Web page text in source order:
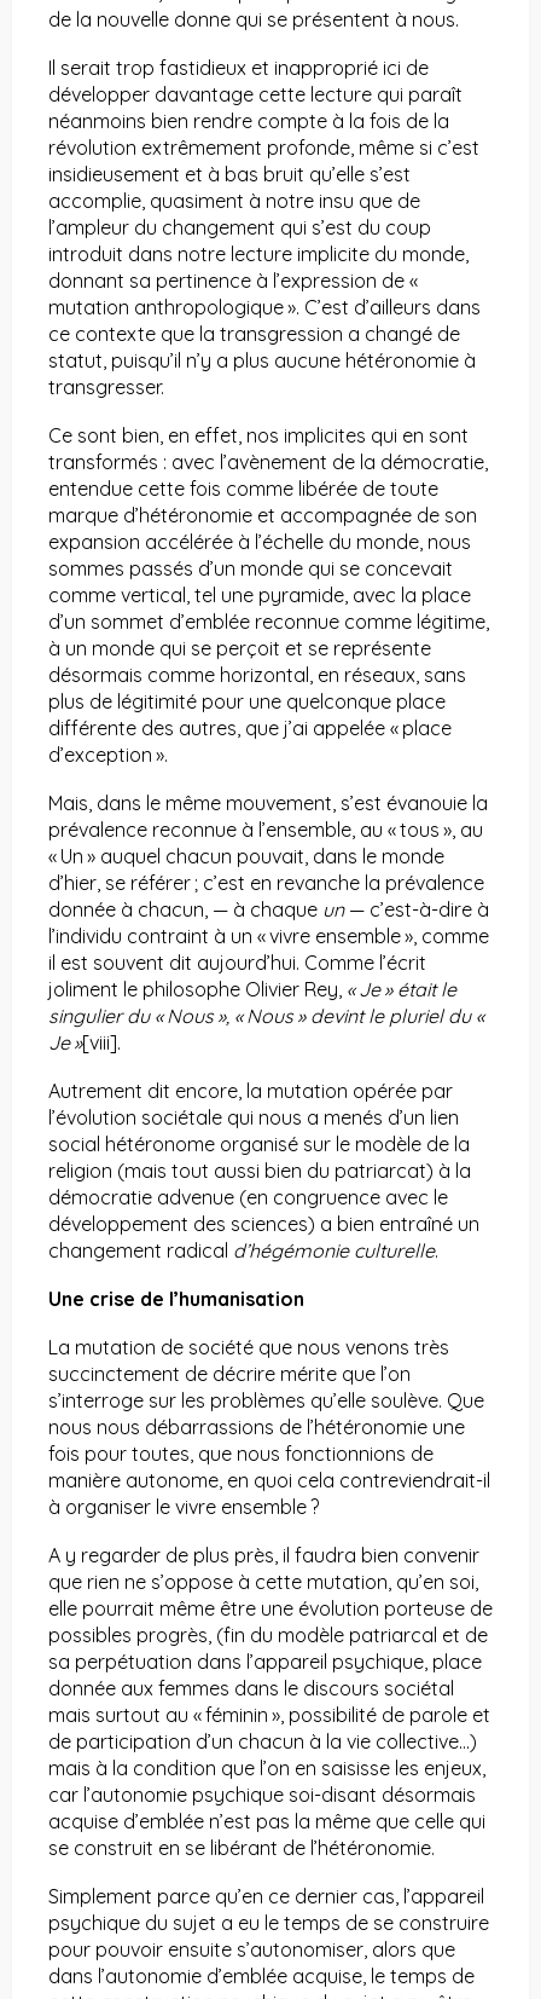
de la nouvelle donne qui se présentent à nous.
Il serait trop fastidieux et inapproprié ici de
développer davantage cette lecture qui paraît
néanmoins bien rendre compte à la fois de la
révolution extrêmement profonde, même si c’est
insidieusement et à bas bruit qu’elle s’est
accomplie, quasiment à notre insu que de
l’ampleur du changement qui s’est du coup
introduit dans notre lecture implicite du monde,
donnant sa pertinence à l’expression de «
mutation anthropologique ». C’est d’ailleurs dans
ce contexte que la transgression a changé de
statut, puisqu’il n’y a plus aucune hétéronomie à
transgresser.
Ce sont bien, en effet, nos implicites qui en sont
transformés : avec l’avènement de la démocratie,
entendue cette fois comme libérée de toute
marque d’hétéronomie et accompagnée de son
expansion accélérée à l’échelle du monde, nous
sommes passés d’un monde qui se concevait
comme vertical, tel une pyramide, avec la place
d’un sommet d’emblée reconnue comme légitime,
à un monde qui se perçoit et se représente
désormais comme horizontal, en réseaux, sans
plus de légitimité pour une quelconque place
différente des autres, que j’ai appelée « place
d’exception ».
Mais, dans le même mouvement, s’est évanouie la
prévalence reconnue à l’ensemble, au « tous », au
« Un » auquel chacun pouvait, dans le monde
d’hier, se référer ; c’est en revanche la prévalence
donnée à chacun, — à chaque un— c’est-à-dire à
l’individu contraint à un « vivre ensemble », comme
il est souvent dit aujourd’hui. Comme l’écrit
joliment le philosophe Olivier Rey, « Je » était le
singulier du « Nous », « Nous » devint le pluriel du «
Je »[viii].
Autrement dit encore, la mutation opérée par
l’évolution sociétale qui nous a menés d’un lien
social hétéronome organisé sur le modèle de la
religion (mais tout aussi bien du patriarcat) à la
démocratie advenue (en congruence avec le
développement des sciences) a bien entraîné un
changement radical d’hégémonie culturelle.
Une crise de l’humanisation
La mutation de société que nous venons très
succinctement de décrire mérite que l’on
s’interroge sur les problèmes qu’elle soulève. Que
nous nous débarrassions de l’hétéronomie une
fois pour toutes, que nous fonctionnions de
manière autonome, en quoi cela contreviendrait-il
à organiser le vivre ensemble ?
A y regarder de plus près, il faudra bien convenir
que rien ne s’oppose à cette mutation, qu’en soi,
elle pourrait même être une évolution porteuse de
possibles progrès, (fin du modèle patriarcal et de
sa perpétuation dans l’appareil psychique, place
donnée aux femmes dans le discours sociétal
mais surtout au « féminin », possibilité de parole et
de participation d’un chacun à la vie collective…)
mais à la condition que l’on en saisisse les enjeux,
car l’autonomie psychique soi-disant désormais
acquise d’emblée n’est pas la même que celle qui
se construit en se libérant de l’hétéronomie.
Simplement parce qu’en ce dernier cas, l’appareil
psychique du sujet a eu le temps de se construire
pour pouvoir ensuite s’autonomiser, alors que
dans l’autonomie d’emblée acquise, le temps de